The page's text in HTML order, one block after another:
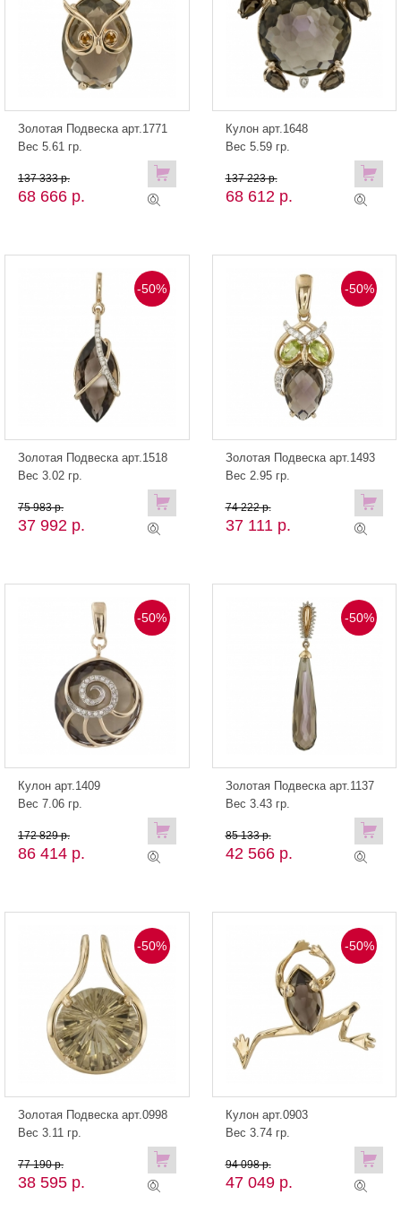
Золотая Подвеска арт.1771
Вес 5.61 гр.
68 666 р.
137 333 р.
Кулон арт.1648
Вес 5.59 гр.
68 612 р.
137 223 р.
-50%
Золотая Подвеска арт.1518
Вес 3.02 гр.
37 992 р.
75 983 р.
-50%
Золотая Подвеска арт.1493
Вес 2.95 гр.
37 111 р.
74 222 р.
-50%
Кулон арт.1409
Вес 7.06 гр.
86 414 р.
172 829 р.
-50%
Золотая Подвеска арт.1137
Вес 3.43 гр.
42 566 р.
85 133 р.
-50%
Золотая Подвеска арт.0998
Вес 3.11 гр.
38 595 р.
77 190 р.
-50%
Кулон арт.0903
Вес 3.74 гр.
47 049 р.
94 098 р.